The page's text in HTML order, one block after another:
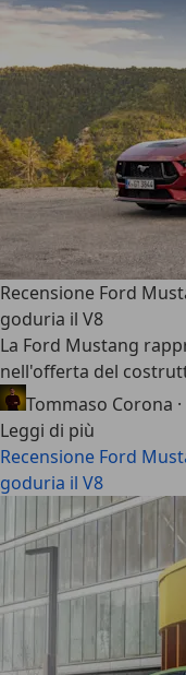
Recensione Ford
goduria il V8
La Ford Mustang
nell'offerta del
Tommaso Corona ·
Leggi di più
Recensione Ford
goduria il V8